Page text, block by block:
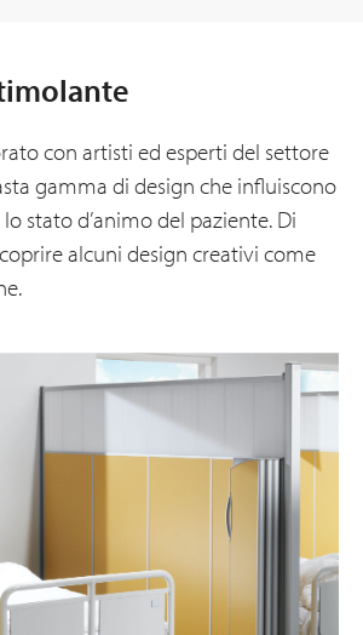
con artisti ed esperti del settore
gamma di design che influiscono
stato d’animo del paziente. Di
alcuni design creativi come